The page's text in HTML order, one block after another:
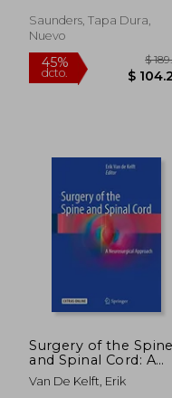
Volume 22-4 (en
Inglés)
Saunders, Tapa Dura,
Nuevo
Surgery of the Spine
and Spinal Cord: A
Neurosurgical
Approach (en Inglés)
Van De Kelft, Erik